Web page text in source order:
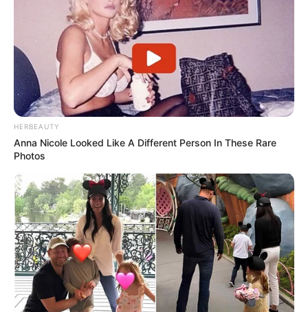
O evento continua a atrair grande atenção local, com
famílias e fãs apoiando os jovens atletas, promovendo o
esporte como uma ferramenta vital para o crescimento
saudável e inclusivo na comunidade.
A próxima rodada promete mais ação e habilidades
impressionantes desses jovens atletas, que não só
competem pelo título, mas também pela chance de
desenvolver suas capacidades no amado esporte do
futebol.
HERBEAUTY
Anna Nicole Looked Like A Different Person In These Rare
Photos